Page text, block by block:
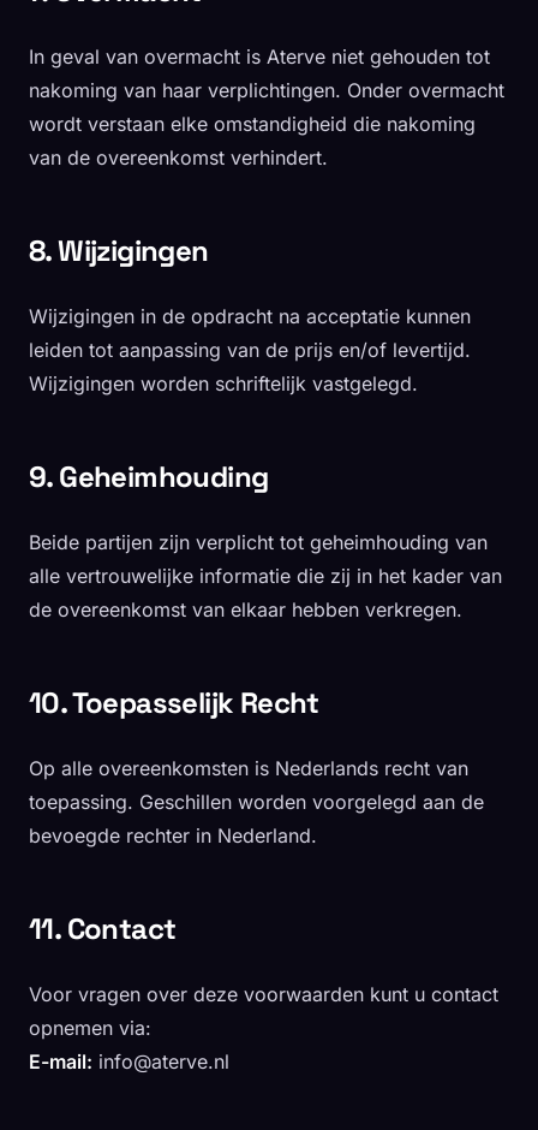
In geval van overmacht is Aterve niet gehouden tot
nakoming van haar verplichtingen. Onder overmacht
wordt verstaan elke omstandigheid die nakoming
van de overeenkomst verhindert.
8. Wijzigingen
Wijzigingen in de opdracht na acceptatie kunnen
leiden tot aanpassing van de prijs en/of levertijd.
Wijzigingen worden schriftelijk vastgelegd.
9. Geheimhouding
Beide partijen zijn verplicht tot geheimhouding van
alle vertrouwelijke informatie die zij in het kader van
de overeenkomst van elkaar hebben verkregen.
10. Toepasselijk Recht
Op alle overeenkomsten is Nederlands recht van
toepassing. Geschillen worden voorgelegd aan de
bevoegde rechter in Nederland.
11. Contact
Voor vragen over deze voorwaarden kunt u contact
opnemen via:
E-mail: info@aterve.nl